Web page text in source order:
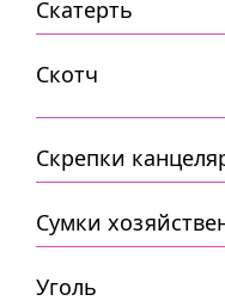
Скатерть
Скотч
Скрепки
Сумки
Уголь